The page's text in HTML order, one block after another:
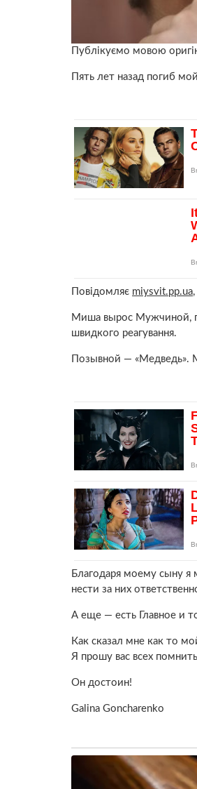
Публікуємо мовою
Пять лет назад погиб
Повідомляє miysvit.pp.ua
Миша вырос Мужчиной,
швидкого реагування.
Позывной — «Медведь».
Благодаря моему сыну я
нести за них
А еще — есть Главное и
Как сказал мне как то
Я прошу вас всех
Он достоин!
Galina Goncharenko